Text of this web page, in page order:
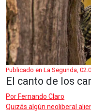
Publicado en La Segunda,
El canto de los
Por Fernando Claro
Quizás algún neoliberal